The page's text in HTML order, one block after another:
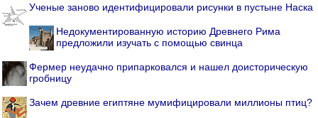
Ученые заново идентифицировали рисунки в пустыне Наска
Недокументированную историю Древнего Рима
предложили изучать с помощью свинца
Фермер неудачно припарковался и нашел доисторическую
гробницу
Зачем древние египтяне мумифицировали миллионы птиц?